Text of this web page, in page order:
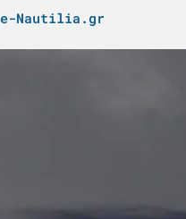
e-Nautilia.gr